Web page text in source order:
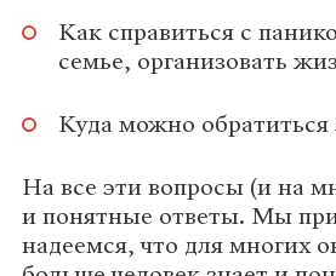
Как справиться с
семье, организовать
Куда можно
На все эти вопросы (и на
и понятные ответы. Мы
надеемся, что для многих